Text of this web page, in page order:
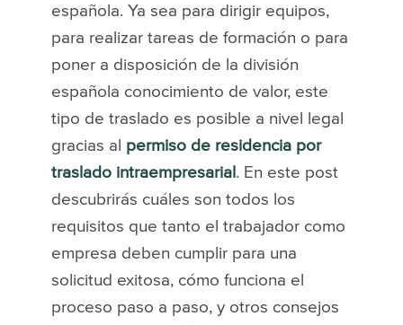
española. Ya sea para dirigir equipos,
para realizar tareas de formación o para
poner a disposición de la división
española conocimiento de valor, este
tipo de traslado es posible a nivel legal
gracias al permiso de residencia por
traslado intraempresarial . En este post
descubrirás cuáles son todos los
requisitos que tanto el trabajador como
empresa deben cumplir para una
solicitud exitosa, cómo funciona el
proceso paso a paso, y otros consejos